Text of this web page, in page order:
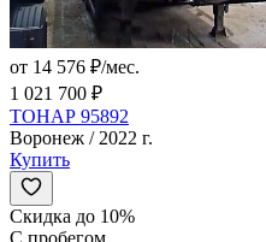
от 14 576 ₽/мес.
1 021 700 ₽
ТОНАР 95892
Воронеж / 2022 г.
Купить
Скидка до 10%